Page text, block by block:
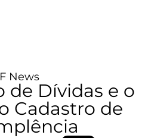
News
de Dívidas e o
Cadastro de